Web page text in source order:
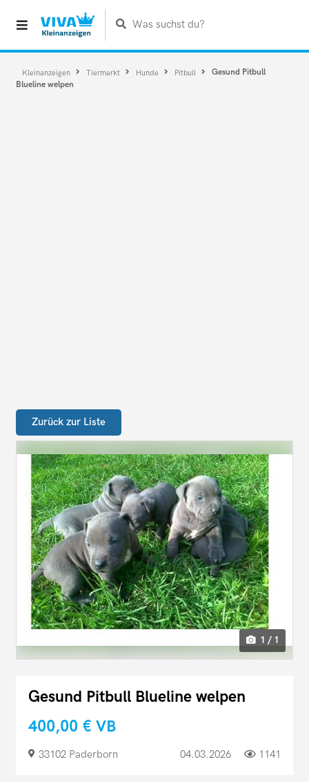
Was suchst du?
Kleinanzeigen Tiermarkt Hunde Pitbull
Gesund Pitbull
Blueline welpen
Zurück zur Liste
1 / 1
Gesund Pitbull Blueline welpen
400,00 € VB
33102 Paderborn 04.03.2026 1141